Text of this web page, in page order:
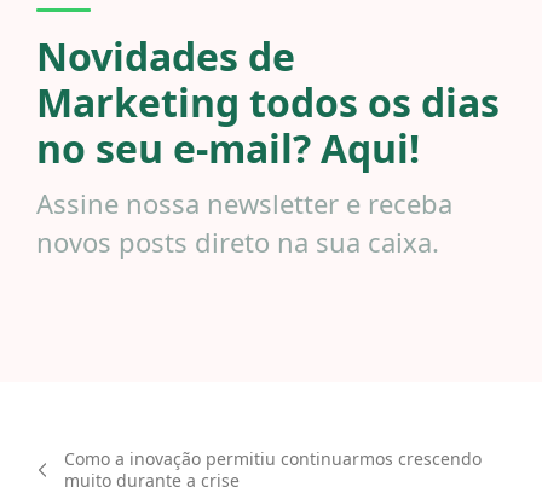
Novidades de
Marketing todos os dias
no seu e-mail? Aqui!
Assine nossa newsletter e receba
novos posts direto na sua caixa.
Como a inovação permitiu continuarmos crescendo
muito durante a crise